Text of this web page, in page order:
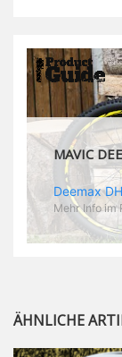
MAVIC
Mehr Info im
ÄHNLICHE